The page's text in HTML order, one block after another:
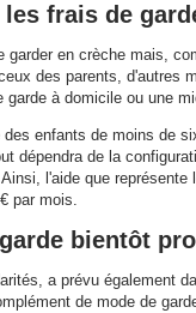
frais de
en crèche mais,
des parents, d'autres
garde à domicile ou une
enfants de moins de
dépendra de la
l'aide que
par mois.
bientôt
a prévu également
de mode de